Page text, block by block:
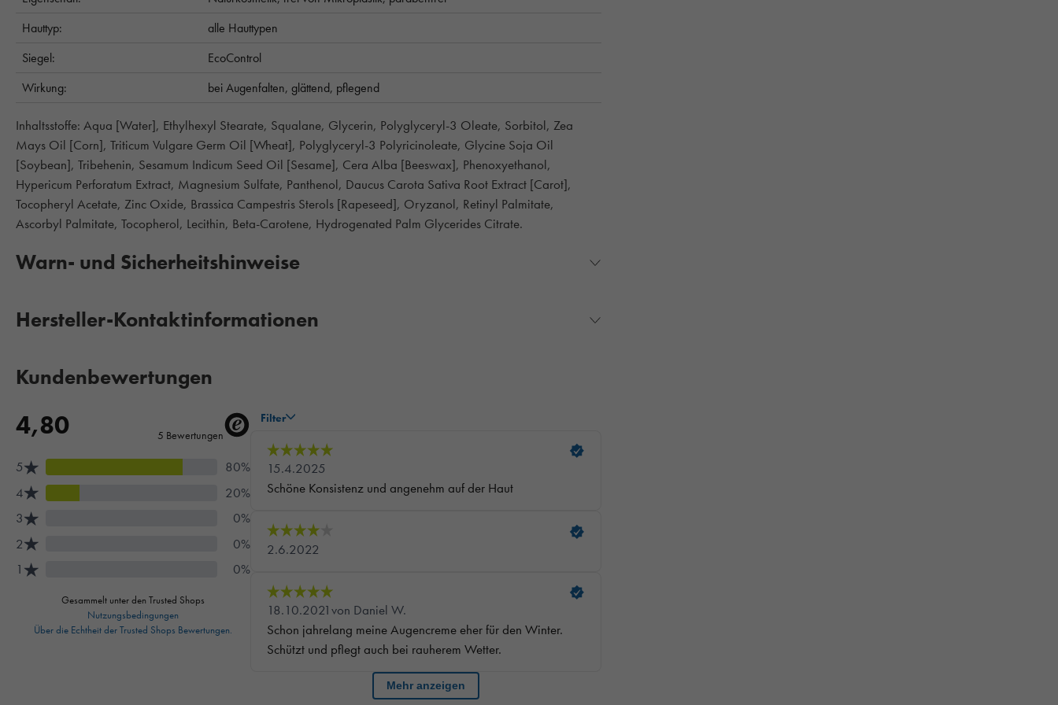
Hauttyp:
alle Hauttypen
Siegel:
EcoControl
Wirkung:
bei Augenfalten, glättend, pflegend
Inhaltsstoffe: Aqua [Water], Ethylhexyl Stearate, Squalane, Glycerin, Polyglyceryl-3 Oleate, Sorbitol, Zea
Mays Oil [Corn], Triticum Vulgare Germ Oil [Wheat], Polyglyceryl-3 Polyricinoleate, Glycine Soja Oil
[Soybean], Tribehenin, Sesamum Indicum Seed Oil [Sesame], Cera Alba [Beeswax], Phenoxyethanol,
Hypericum Perforatum Extract, Magnesium Sulfate, Panthenol, Daucus Carota Sativa Root Extract [Carot],
Tocopheryl Acetate, Zinc Oxide, Brassica Campestris Sterols [Rapeseed], Oryzanol, Retinyl Palmitate,
Ascorbyl Palmitate, Tocopherol, Lecithin, Beta-Carotene, Hydrogenated Palm Glycerides Citrate.
Warn- und Sicherheitshinweise
Hersteller-Kontaktinformationen
Kundenbewertungen